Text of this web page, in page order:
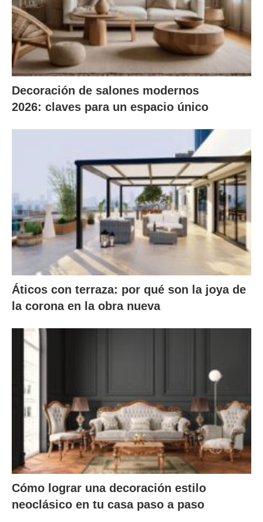
Decoración de salones modernos
2026: claves para un espacio único
Áticos con terraza: por qué son la joya de
la corona en la obra nueva
Cómo lograr una decoración estilo
neoclásico en tu casa paso a paso